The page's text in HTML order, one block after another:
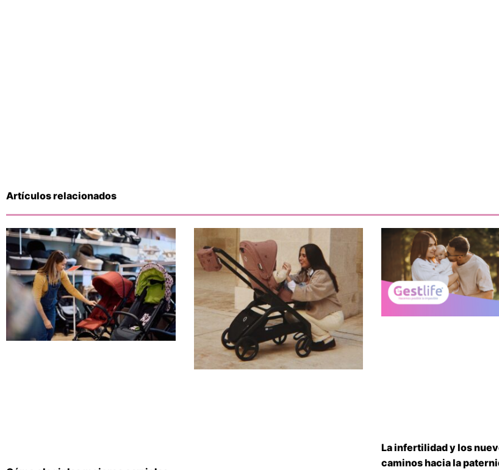
Artículos relacionados
La infertilidad y los
caminos hacia la